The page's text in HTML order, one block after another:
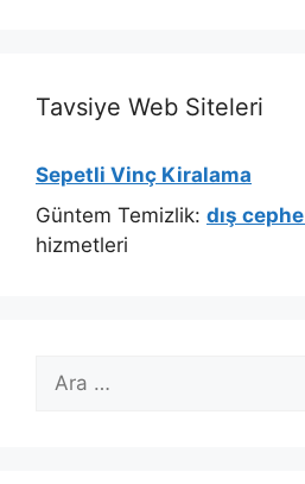
Tavsiye Web Siteleri
Sepetli Vinç Kiralama
Güntem Temizlik: dış
hizmetleri
ara